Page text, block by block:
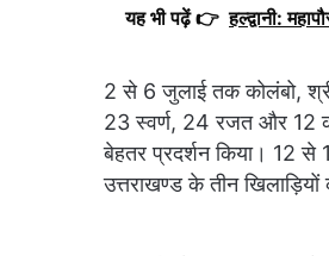
यह भी पढ़ें 👉 हल्द्वानी:
2 से 6 जुलाई तक कोलंबो,
23 स्वर्ण, 24 रजत और 12
बेहतर प्रदर्शन किया। 12 से
उत्तराखण्ड के तीन खिलाड़ियों